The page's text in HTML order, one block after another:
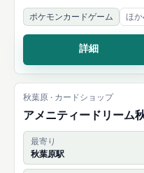
ースありと案内されています。
ポケモンカードゲーム
ほ
詳細
秋葉原 · カードショップ
アメニティードリーム
最寄り
秋葉原駅